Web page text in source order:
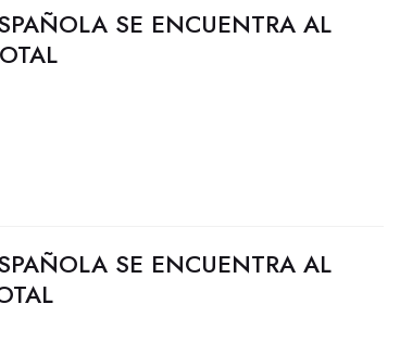
SE ENCUENTRA AL
SE ENCUENTRA AL